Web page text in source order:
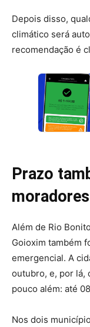
Depois disso,
climático será
recomendação é
Prazo
Além de Rio
Goioxim também
emergencial. A
outubro, e, por lá,
pouco além: até
Nos dois